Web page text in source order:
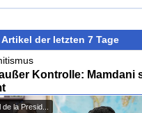
der letzten 7 Tage
Kontrolle: Mamdani
la Presid...